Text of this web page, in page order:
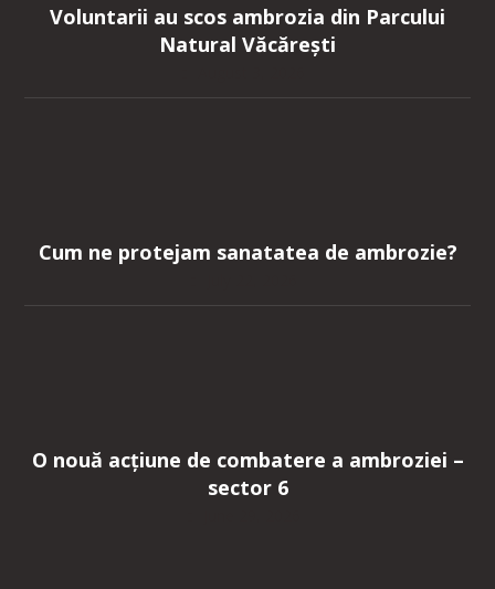
Voluntarii au scos ambrozia din Parcului
Natural Văcărești
Cum ne protejam sanatatea de ambrozie?
O nouă acțiune de combatere a ambroziei –
sector 6